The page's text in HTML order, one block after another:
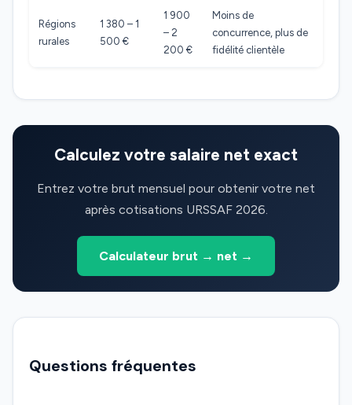
Régions
rurales
1 380 – 1
500 €
1 900
– 2
200 €
Moins de
concurrence, plus de
fidélité clientèle
Calculez votre salaire net exact
Entrez votre brut mensuel pour obtenir votre net
après cotisations URSSAF 2026.
Calculateur brut → net →
Questions fréquentes